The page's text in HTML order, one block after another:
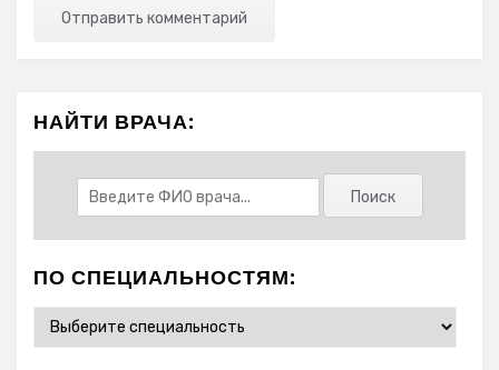
НАЙТИ ВРАЧА:
ПО СПЕЦИАЛЬНОСТЯМ: